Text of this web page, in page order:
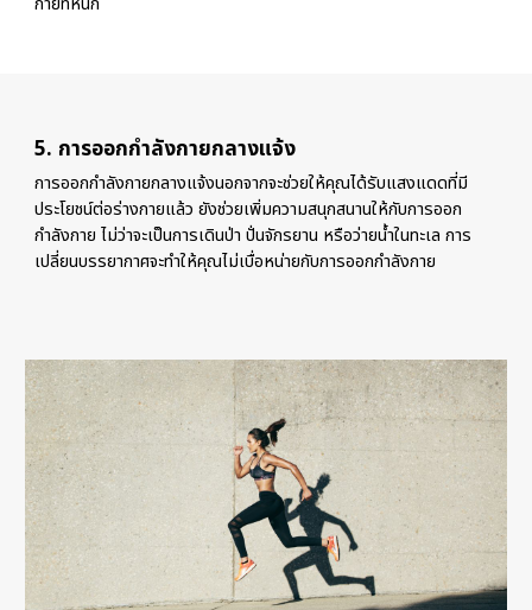
5. การออกกำลังกายกลางแจ้ง
การออกกำลังกายกลางแจ้งนอกจากจะช่วยให้คุณได้รับแสงแดดที่มี
ประโยชน์ต่อร่างกายแล้ว ยังช่วยเพิ่มความสนุกสนานให้กับการออก
กำลังกาย ไม่ว่าจะเป็นการเดินป่า ปั่นจักรยาน หรือว่ายน้ำในทะเล การ
เปลี่ยนบรรยากาศจะทำให้คุณไม่เบื่อหน่ายกับการออกกำลังกาย